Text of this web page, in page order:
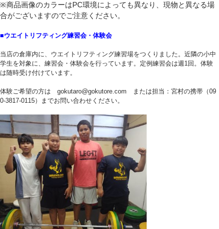
※商品画像のカラーはPC環境によっても異なり、現物と異なる場
合がございますのでご注意ください。
■ウエイトリフティング練習会・体験会
当店の倉庫内に、ウエイトリフティング練習場をつくりました。近隣の小中
学生を対象に、練習会・体験会を行っています。定例練習会は週1回。体験
は随時受け付けています。
体験ご希望の方は gokutaro@gokutore.com または担当：宮村の携帯（09
0-3817-0115）までお問い合わせください。